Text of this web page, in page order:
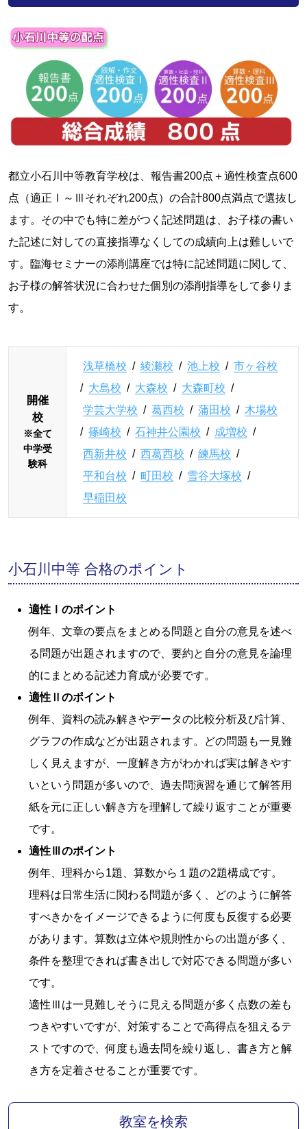
都立小石川中等教育学校は、報告書200点＋適性検査点600
点（適正Ⅰ～Ⅲそれぞれ200点）の合計800点満点で選抜し
ます。その中でも特に差がつく記述問題は、お子様の書い
た記述に対しての直接指導なくしての成績向上は難しいで
す。臨海セミナーの添削講座では特に記述問題に関して、
お子様の解答状況に合わせた個別の添削指導をして参りま
す。
開催
校
※全て
中学受
験科
浅草橋校 / 綾瀬校 / 池上校 / 市ヶ谷校
/ 大島校 / 大森校 / 大森町校 /
学芸大学校 / 葛西校 / 蒲田校 / 木場校
/ 篠崎校 / 石神井公園校 / 成増校 /
西新井校 / 西葛西校 / 練馬校 /
平和台校 / 町田校 / 雪谷大塚校 /
早稲田校
小石川中等 合格のポイント
適性Ⅰのポイント
例年、文章の要点をまとめる問題と自分の意見を述べ
る問題が出題されますので、要約と自分の意見を論理
的にまとめる記述力育成が必要です。
適性Ⅱのポイント
例年、資料の読み解きやデータの比較分析及び計算、
グラフの作成などが出題されます。どの問題も一見難
しく見えますが、一度解き方がわかれば実は解きやす
いという問題が多いので、過去問演習を通じて解答用
紙を元に正しい解き方を理解して繰り返すことが重要
です。
適性Ⅲのポイント
例年、理科から1題、算数から１題の2題構成です。
理科は日常生活に関わる問題が多く、どのように解答
すべきかをイメージできるように何度も反復する必要
があります。算数は立体や規則性からの出題が多く、
条件を整理できれば書き出しで対応できる問題が多い
です。
適性Ⅲは一見難しそうに見える問題が多く点数の差も
つきやすいですが、対策することで高得点を狙えるテ
ストですので、何度も過去問を繰り返し、書き方と解
き方を定着させることが重要です。
教室を検索